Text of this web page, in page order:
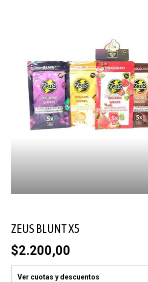
ZEUS BLUNT X5
$2.200,00
Ver cuotas y descuentos